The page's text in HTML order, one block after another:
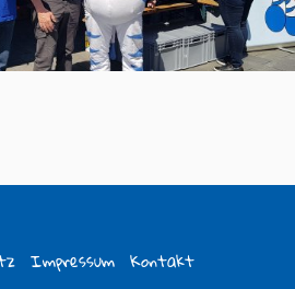
Impressum Kontakt